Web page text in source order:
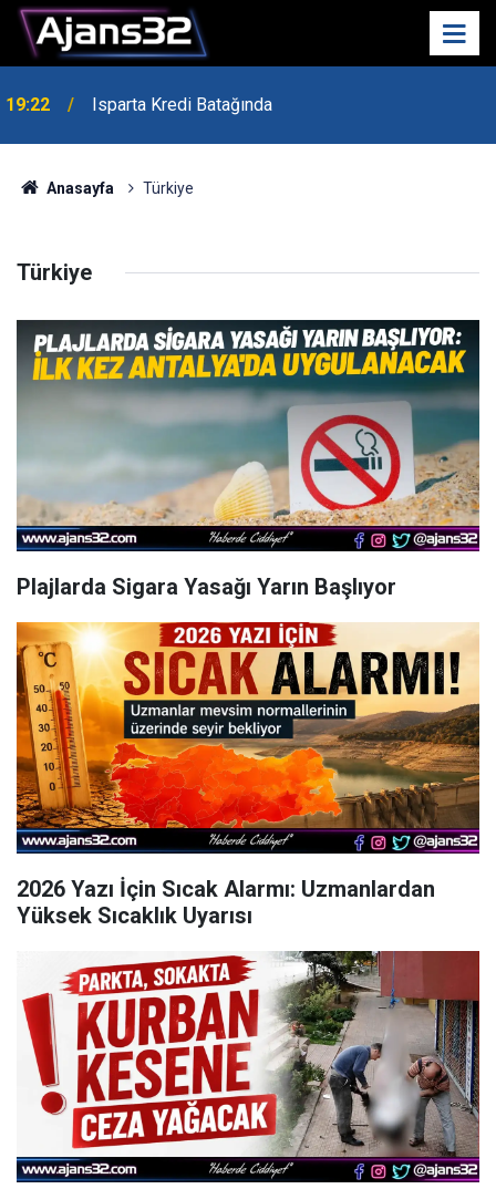
19:22 Isparta Kredi Batağında
Anasayfa Türkiye
Türkiye
Plajlarda Sigara Yasağı Yarın Başlıyor
2026 Yazı İçin Sıcak Alarmı: Uzmanlardan
Yüksek Sıcaklık Uyarısı